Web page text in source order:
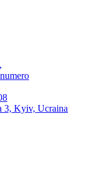
3, Kyiv, Ucraina